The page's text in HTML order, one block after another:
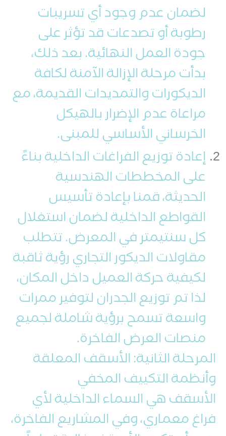
لضمان عدم وجود أي تسريبات
رطوبة أو تصدعات قد تؤثر على
جودة العمل النهائية. بعد ذلك،
بدأت مرحلة الإزالة الآمنة لكافة
الديكورات والتمديدات القديمة، مع
مراعاة عدم الإضرار بالهيكل
الخرساني الأساسي للمبنى.
إعادة توزيع الفراغات الداخلية بناءً
على المخططات الهندسية
الحديثة، قمنا بإعادة تأسيس
القواطع الداخلية لضمان استغلال
كل سنتيمتر في المعرض. تتطلب
مقاولات الديكور التجاري رؤية ثاقبة
لكيفية حركة العميل داخل المكان،
لذا تم توزيع الجدران لتوفير ممرات
واسعة تسمح برؤية شاملة لجميع
منصات العرض الفاخرة.
المرحلة الثانية: الأسقف المعلقة
وأنظمة التكييف المخفي
الأسقف هي السماء الداخلية لأي
فراغ معماري، وفي المشاريع الفاخرة،